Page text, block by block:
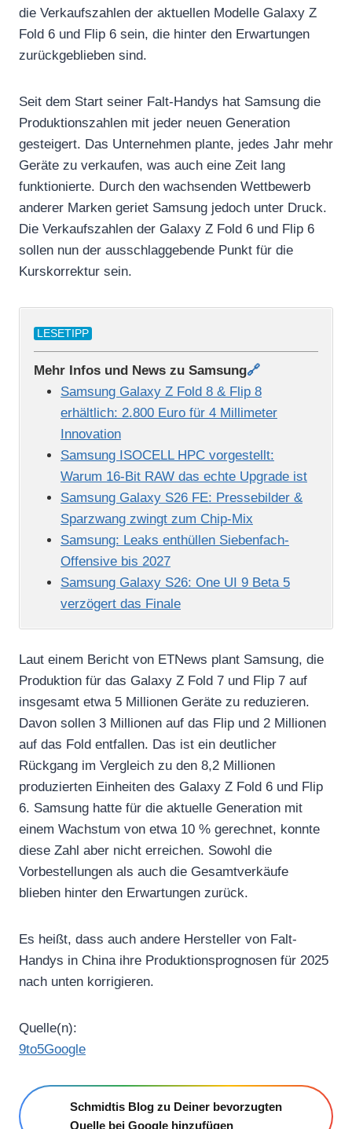
die Verkaufszahlen der aktuellen Modelle Galaxy Z
Fold 6 und Flip 6 sein, die hinter den Erwartungen
zurückgeblieben sind.
Seit dem Start seiner Falt-Handys hat Samsung die
Produktionszahlen mit jeder neuen Generation
gesteigert. Das Unternehmen plante, jedes Jahr mehr
Geräte zu verkaufen, was auch eine Zeit lang
funktionierte. Durch den wachsenden Wettbewerb
anderer Marken geriet Samsung jedoch unter Druck.
Die Verkaufszahlen der Galaxy Z Fold 6 und Flip 6
sollen nun der ausschlaggebende Punkt für die
Kurskorrektur sein.
LESETIPP
Mehr Infos und News zu Samsung🔗
Samsung Galaxy Z Fold 8 & Flip 8
erhältlich: 2.800 Euro für 4 Millimeter
Innovation
Samsung ISOCELL HPC vorgestellt:
Warum 16-Bit RAW das echte Upgrade ist
Samsung Galaxy S26 FE: Pressebilder &
Sparzwang zwingt zum Chip-Mix
Samsung: Leaks enthüllen Siebenfach-
Offensive bis 2027
Samsung Galaxy S26: One UI 9 Beta 5
verzögert das Finale
Laut einem Bericht von ETNews plant Samsung, die
Produktion für das Galaxy Z Fold 7 und Flip 7 auf
insgesamt etwa 5 Millionen Geräte zu reduzieren.
Davon sollen 3 Millionen auf das Flip und 2 Millionen
auf das Fold entfallen. Das ist ein deutlicher
Rückgang im Vergleich zu den 8,2 Millionen
produzierten Einheiten des Galaxy Z Fold 6 und Flip
6. Samsung hatte für die aktuelle Generation mit
einem Wachstum von etwa 10 % gerechnet, konnte
diese Zahl aber nicht erreichen. Sowohl die
Vorbestellungen als auch die Gesamtverkäufe
blieben hinter den Erwartungen zurück.
Es heißt, dass auch andere Hersteller von Falt-
Handys in China ihre Produktionsprognosen für 2025
nach unten korrigieren.
Quelle(n):
9to5Google
Schmidtis Blog zu Deiner bevorzugten
Quelle bei Google hinzufügen